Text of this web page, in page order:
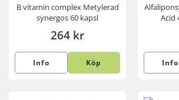
B vitamin complex Metylerad
synergos 60 kapsl
264 kr
Info Köp
Acid
Info